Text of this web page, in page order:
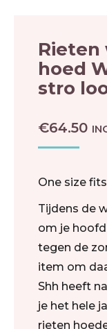
Rieten
hoed
stro
€64.50
One size
Tijdens de
om je
tegen de
item om
Shh heeft
je het hele
rieten